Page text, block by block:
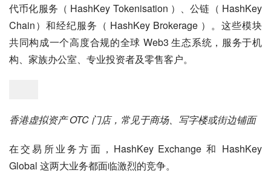
代币化服务（ HashKey Tokenisation ）、公链（ HashKey
Chain）和经纪服务（ HashKey Brokerage ）。这些模块
共同构成一个高度合规的全球 Web3 生态系统，服务于机
构、家族办公室、专业投资者及零售客户。